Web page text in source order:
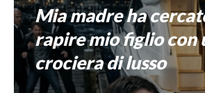
Mia madre ha
rapire mio figlio con
crociera di lusso